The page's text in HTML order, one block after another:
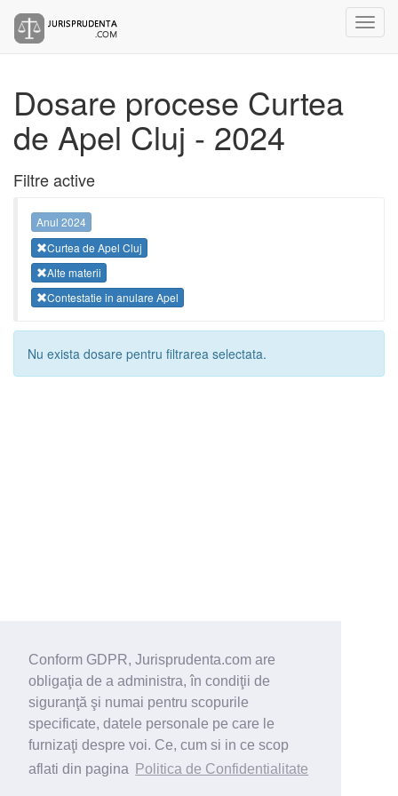
Conform GDPR, Jurisprudenta.com are
obligaţia de a administra, în condiţii de
siguranţă şi numai pentru scopurile
specificate, datele personale pe care le
furnizaţi despre voi. Ce, cum si in ce scop
aflati din pagina
Politica de Confidentialitate
Dosare procese Curtea
de Apel Cluj - 2024
Filtre active
Anul 2024
Curtea de Apel Cluj
Alte materii
Contestatie in anulare Apel
Nu exista dosare pentru filtrarea selectata.